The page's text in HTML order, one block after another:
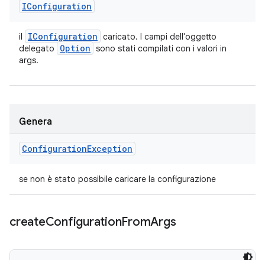
IConfiguration
il IConfiguration caricato. I campi dell'oggetto
delegato
Option sono stati compilati con i valori in
args.
Genera
ConfigurationException
se non è stato possibile caricare la configurazione
createConfigurationFromArgs